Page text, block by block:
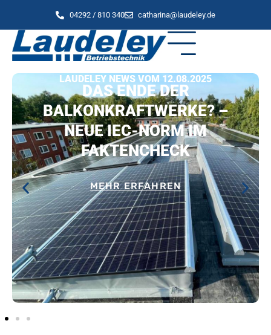
04292 / 810 340 catharina@laudeley.de
LAUDELEY NEWS VOM 12.08.2025
DAS ENDE DER
BALKONKRAFTWERKE? –
NEUE IEC-NORM IM
FAKTENCHECK
MEHR ERFAHREN